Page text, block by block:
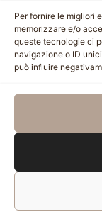
Per fornire le migliori
memorizzare e/o
queste tecnologie ci
navigazione o ID
può influire